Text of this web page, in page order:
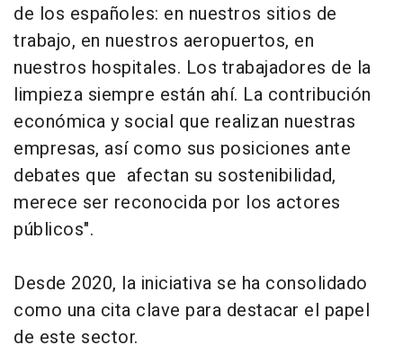
de los españoles: en nuestros sitios de
trabajo, en nuestros aeropuertos, en
nuestros hospitales. Los trabajadores de la
limpieza siempre están ahí. La contribución
económica y social que realizan nuestras
empresas, así como sus posiciones ante
debates que afectan su sostenibilidad,
merece ser reconocida por los actores
públicos".
Desde 2020, la iniciativa se ha consolidado
como una cita clave para destacar el papel
de este sector.